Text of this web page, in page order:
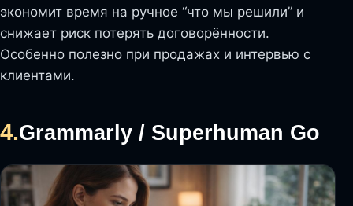
экономит время на ручное “что мы решили” и
снижает риск потерять договорённости.
Особенно полезно при продажах и интервью с
клиентами.
4.Grammarly / Superhuman Go